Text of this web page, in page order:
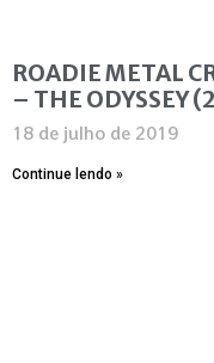
ROADIE METAL
– THE ODYSSEY
18 de julho de 2019
Continue lendo »